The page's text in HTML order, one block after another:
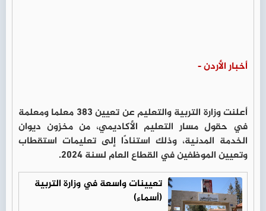
أخبار الأردن -
أعلنت وزارة التربية والتعليم عن تعيين 383 معلما ومعلمة
في حقول مسار التعليم الأكاديمي، من مخزون ديوان
الخدمة المدنية، وذلك استنادًا إلى تعليمات استقطاب
وتعيين الموظفين في القطاع العام لسنة 2024.
تعيينات واسعة في وزارة التربية
(أسماء)